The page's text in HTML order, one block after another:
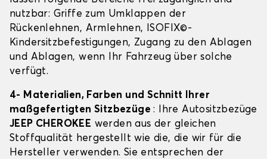
nutzbar: Griffe zum Umklappen der
Rückenlehnen, Armlehnen, ISOFIX©-
Kindersitzbefestigungen, Zugang zu den Ablagen
und Ablagen, wenn Ihr Fahrzeug über solche
verfügt.
4- Materialien, Farben und Schnitt Ihrer
maßgefertigten Sitzbezüge: Ihre Autositzbezüge
JEEP CHEROKEE werden aus der gleichen
Stoffqualität hergestellt wie die, die wir für die
Hersteller verwenden. Sie entsprechen der